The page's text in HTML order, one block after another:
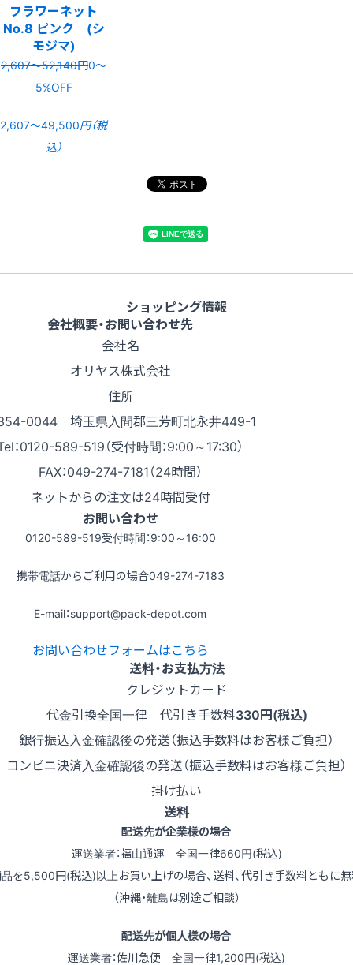
フラワーネット
No.8 ピンク (シ
モジマ)
2,607〜52,140円0〜
5%OFF
2,607〜49,500円（税
込）
ショッピング情報
会社概要・お問い合わせ先
会社名
オリヤス株式会社
住所
0044 埼玉県入間郡三芳町北永井449-1
：0120-589-519（受付時間：9:00～17:30）
FAX：049-274-7181（24時間）
ネットからの注文は24時間受付
お問い合わせ
0120-589-519受付時間：9:00～16:00
携帯電話からご利用の場合049-274-7183
E-mail：support@pack-depot.com
お問い合わせフォームはこちら
送料・お支払方法
クレジットカード
代金引換全国一律 代引き手数料330円(税込)
銀行振込入金確認後の発送（振込手数料はお客様ご負担）
コンビニ決済入金確認後の発送（振込手数料はお客様ご負担）
掛け払い
送料
配送先が企業様の場合
運送業者：福山通運 全国一律660円(税込)
品を5,500円(税込)以上お買い上げの場合、送料、代引き手数料ともに無
（沖縄・離島は別途ご相談）
配送先が個人様の場合
運送業者：佐川急便 全国一律1,200円(税込)